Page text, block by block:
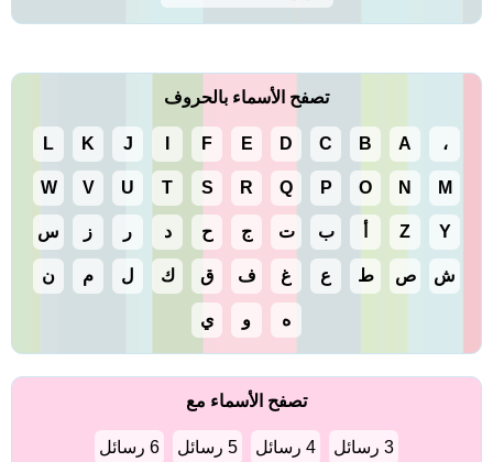
تصفح الأسماء بالحروف
، A
B
C
D
E
F
J
K
L
M
N
O
P
Q
R
S
T
U
V
W
Y
Z ب ت ج ح د ر ز س
ش ص ط ع غ ف ق ك ل م ن
ه و ي
تصفح الأسماء مع
3 رسائل 4 رسائل 5 رسائل 6 رسائل